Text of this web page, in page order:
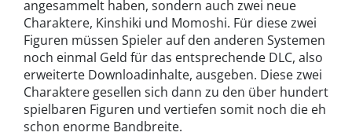
angesammelt haben, sondern auch zwei neue
Charaktere, Kinshiki und Momoshi. Für diese zwei
Figuren müssen Spieler auf den anderen Systemen
noch einmal Geld für das entsprechende DLC, also
erweiterte Downloadinhalte, ausgeben. Diese zwei
Charaktere gesellen sich dann zu den über hundert
spielbaren Figuren und vertiefen somit noch die eh
schon enorme Bandbreite.